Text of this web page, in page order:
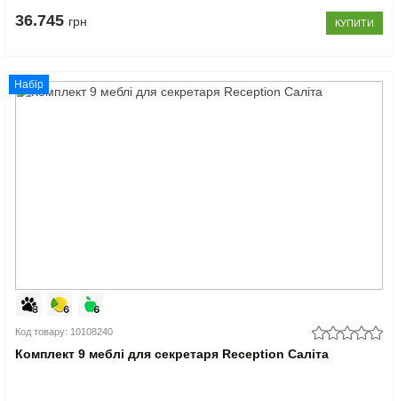
36.745 грн КУПИТИ
Набір
Код товару: 10108240
Комплект 9 меблі для секретаря Reception Саліта